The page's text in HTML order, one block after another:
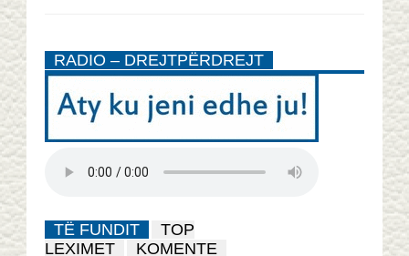
RADIO – DREJTPËRDREJT
TË FUNDIT
TOP
LEXIMET
KOMENTE